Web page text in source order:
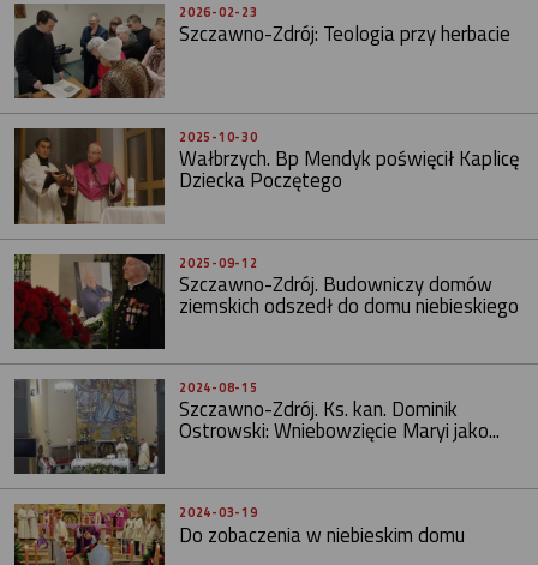
2026-02-23
Szczawno-Zdrój: Teologia przy herbacie
2025-10-30
Wałbrzych. Bp Mendyk poświęcił Kaplicę
Dziecka Poczętego
2025-09-12
Szczawno-Zdrój. Budowniczy domów
ziemskich odszedł do domu niebieskiego
2024-08-15
Szczawno-Zdrój. Ks. kan. Dominik
Ostrowski: Wniebowzięcie Maryi jako...
2024-03-19
Do zobaczenia w niebieskim domu